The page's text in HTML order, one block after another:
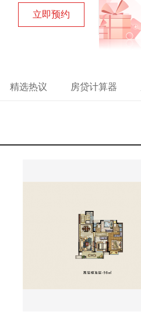
立即预约
精选热议 房贷计算器